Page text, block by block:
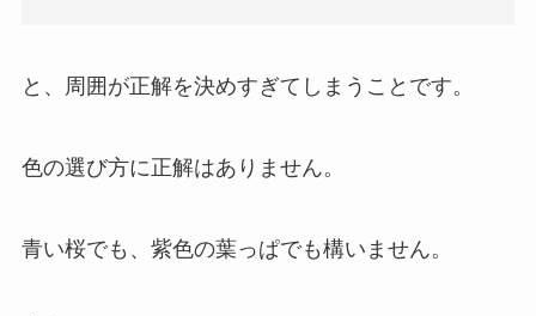
と、周囲が正解を決めすぎてしまうことです。
色の選び方に正解はありません。
青い桜でも、紫色の葉っぱでも構いません。